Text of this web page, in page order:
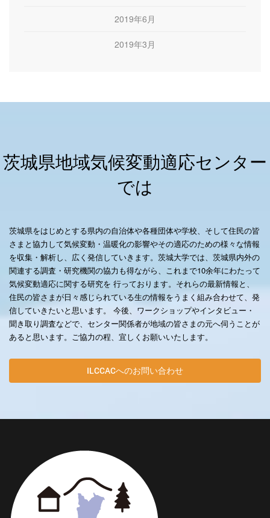
2019年6月
2019年3月
茨城県地域気候変動適応センター
では
茨城県をはじめとする県内の自治体や各種団体や学校、そして住民の皆
さまと協力して気候変動・温暖化の影響やその適応のための様々な情報
を収集・解析し、広く発信していきます。茨城大学では、茨城県内外の
関連する調査・研究機関の協力も得ながら、これまで10余年にわたって
気候変動適応に関する研究を 行っております。それらの最新情報と、
住民の皆さまが日々感じられている生の情報をうまく組み合わせて、発
信していきたいと思います。 今後、ワークショップやインタビュー・
聞き取り調査などで、センター関係者が地域の皆さまの元へ伺うことが
あると思います。ご協力の程、宜しくお願いいたします。
ILCCACへのお問い合わせ